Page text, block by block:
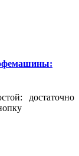
достаточно